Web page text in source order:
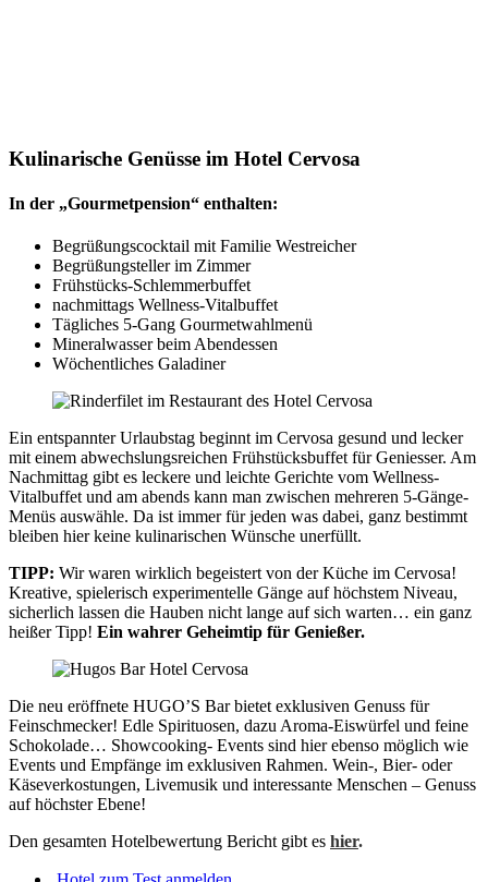
Kulinarische Genüsse im Hotel Cervosa
In der „Gourmetpension“ enthalten:
Begrüßungscocktail mit Familie Westreicher
Begrüßungsteller im Zimmer
Frühstücks-Schlemmerbuffet
nachmittags Wellness-Vitalbuffet
Tägliches 5-Gang Gourmetwahlmenü
Mineralwasser beim Abendessen
Wöchentliches Galadiner
Ein entspannter Urlaubstag beginnt im Cervosa gesund und lecker
mit einem abwechslungsreichen Frühstücksbuffet für Geniesser. Am
Nachmittag gibt es leckere und leichte Gerichte vom Wellness-
Vitalbuffet und am abends kann man zwischen mehreren 5-Gänge-
Menüs auswähle. Da ist immer für jeden was dabei, ganz bestimmt
bleiben hier keine kulinarischen Wünsche unerfüllt.
TIPP: Wir waren wirklich begeistert von der Küche im Cervosa!
Kreative, spielerisch experimentelle Gänge auf höchstem Niveau,
sicherlich lassen die Hauben nicht lange auf sich warten… ein ganz
heißer Tipp! Ein wahrer Geheimtip für Genießer.
Die neu eröffnete HUGO’S Bar bietet exklusiven Genuss für
Feinschmecker! Edle Spirituosen, dazu Aroma-Eiswürfel und feine
Schokolade… Showcooking- Events sind hier ebenso möglich wie
Events und Empfänge im exklusiven Rahmen. Wein-, Bier- oder
Käseverkostungen, Livemusik und interessante Menschen – Genuss
auf höchster Ebene!
Den gesamten Hotelbewertung Bericht gibt es hier.